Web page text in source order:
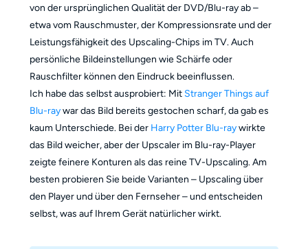
von der ursprünglichen Qualität der DVD/Blu-ray ab –
etwa vom Rauschmuster, der Kompressionsrate und der
Leistungsfähigkeit des Upscaling-Chips im TV. Auch
persönliche Bildeinstellungen wie Schärfe oder
Rauschfilter können den Eindruck beeinflussen.
Ich habe das selbst ausprobiert: Mit Stranger Things auf
Blu-raywar das Bild bereits gestochen scharf, da gab es
kaum Unterschiede. Bei der Harry Potter Blu-raywirkte
das Bild weicher, aber der Upscaler im Blu-ray-Player
zeigte feinere Konturen als das reine TV-Upscaling. Am
besten probieren Sie beide Varianten – Upscaling über
den Player und über den Fernseher – und entscheiden
selbst, was auf Ihrem Gerät natürlicher wirkt.